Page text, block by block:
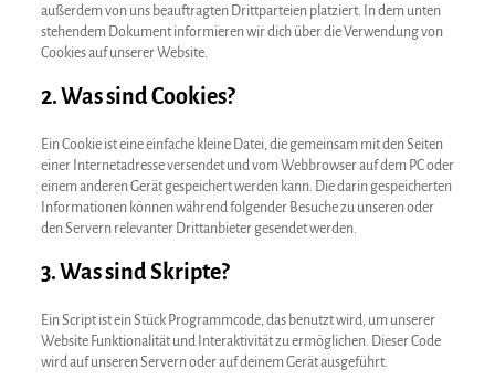
außerdem von uns beauftragten Drittparteien platziert. In dem unten
stehendem Dokument informieren wir dich über die Verwendung von
Cookies auf unserer Website.
2. Was sind Cookies?
Ein Cookie ist eine einfache kleine Datei, die gemeinsam mit den Seiten
einer Internetadresse versendet und vom Webbrowser auf dem PC oder
einem anderen Gerät gespeichert werden kann. Die darin gespeicherten
Informationen können während folgender Besuche zu unseren oder
den Servern relevanter Drittanbieter gesendet werden.
3. Was sind Skripte?
Ein Script ist ein Stück Programmcode, das benutzt wird, um unserer
Website Funktionalität und Interaktivität zu ermöglichen. Dieser Code
wird auf unseren Servern oder auf deinem Gerät ausgeführt.